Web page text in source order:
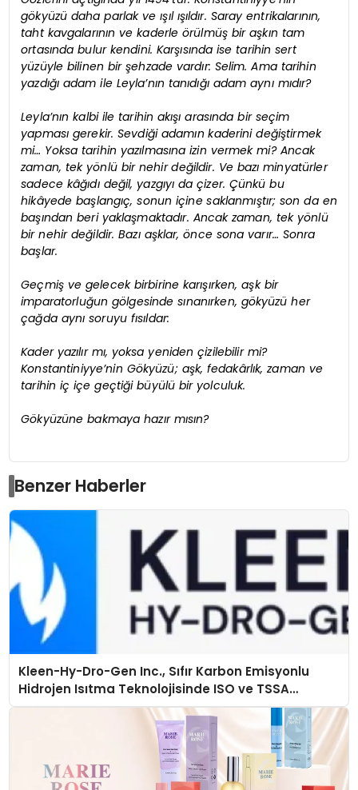
gökyüzü daha parlak ve ışıl ışıldır. Saray entrikalarının,
taht kavgalarının ve kaderle örülmüş bir aşkın tam
ortasında bulur kendini. Karşısında ise tarihin sert
yüzüyle bilinen bir şehzade vardır: Selim. Ama tarihin
yazdığı adam ile Leyla’nın tanıdığı adam aynı mıdır?
Leyla’nın kalbi ile tarihin akışı arasında bir seçim
yapması gerekir. Sevdiği adamın kaderini değiştirmek
mi… Yoksa tarihin yazılmasına izin vermek mi? Ancak
zaman, tek yönlü bir nehir değildir. Ve bazı minyatürler
sadece kâğıdı değil, yazgıyı da çizer. Çünkü bu
hikâyede başlangıç, sonun içine saklanmıştır; son da en
başından beri yaklaşmaktadır. Ancak zaman, tek yönlü
bir nehir değildir. Bazı aşklar, önce sona varır… Sonra
başlar.
Geçmiş ve gelecek birbirine karışırken, aşk bir
imparatorluğun gölgesinde sınanırken, gökyüzü her
çağda aynı soruyu fısıldar:
Kader yazılır mı, yoksa yeniden çizilebilir mi?
Konstantiniyye’nin Gökyüzü; aşk, fedakârlık, zaman ve
tarihin iç içe geçtiği büyülü bir yolculuk.
Gökyüzüne bakmaya hazır mısın?
Benzer Haberler
Kleen-Hy-Dro-Gen Inc., Sıfır Karbon Emisyonlu
Hidrojen Isıtma Teknolojisinde ISO ve TSSA
Düzenleyici Onaylarını Aldı